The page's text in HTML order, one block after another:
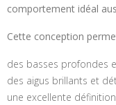
comportement idéal
Cette conception
des basses profondes
des aigus brillants et
une excellente